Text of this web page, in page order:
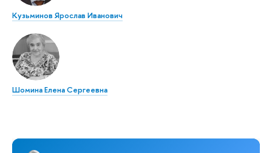
Кузьминов Ярослав Иванович
Шомина Елена Сергеевна